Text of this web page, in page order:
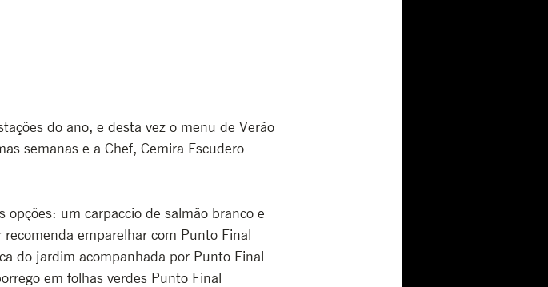
do ano, e desta vez o menu de Verão
semanas e a Chef, Cemira Escudero
um carpaccio de salmão branco e
emparelhar com Punto Final
do jardim acompanhada por Punto Final
em folhas verdes Punto Final